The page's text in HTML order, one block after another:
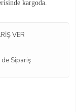
kargoda.
VER
Sipariş